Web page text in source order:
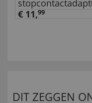
€ 11,99
DIT ZEGGEN